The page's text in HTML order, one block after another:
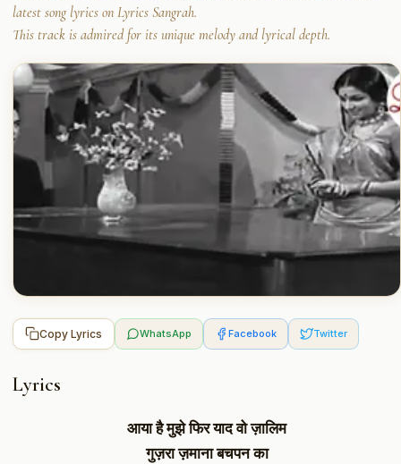
latest song lyrics on Lyrics Sangrah.
This track is admired for its unique melody and lyrical depth.
Copy Lyrics WhatsApp Facebook Twitter
Lyrics
आया है मुझे फिर याद वो ज़ालिम
गुज़रा ज़माना बचपन का